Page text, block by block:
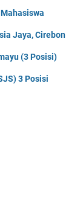
Jaya, Cirebon
(3 Posisi)
3 Posisi